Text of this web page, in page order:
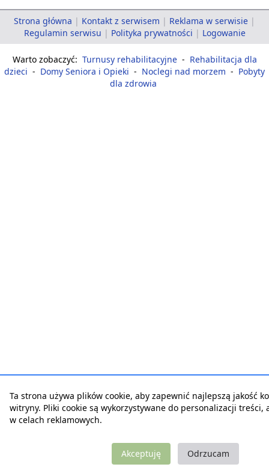
Strona główna | Kontakt z serwisem | Reklama w serwisie |
Regulamin serwisu | Polityka prywatności | Logowanie
Warto zobaczyć: Turnusy rehabilitacyjne - Rehabilitacja dla
dzieci - Domy Seniora i Opieki - Noclegi nad morzem - Pobyty
dla zdrowia
Ta strona używa plików cookie, aby zapewnić najlepszą jakość
witryny. Pliki cookie są wykorzystywane do personalizacji treści,
w celach reklamowych.
Akceptuję Odrzucam